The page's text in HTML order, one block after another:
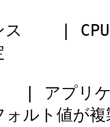
ス    |
アプリケ
ォルト値が